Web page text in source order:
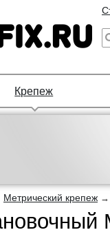
Крепеж
Метрический крепеж